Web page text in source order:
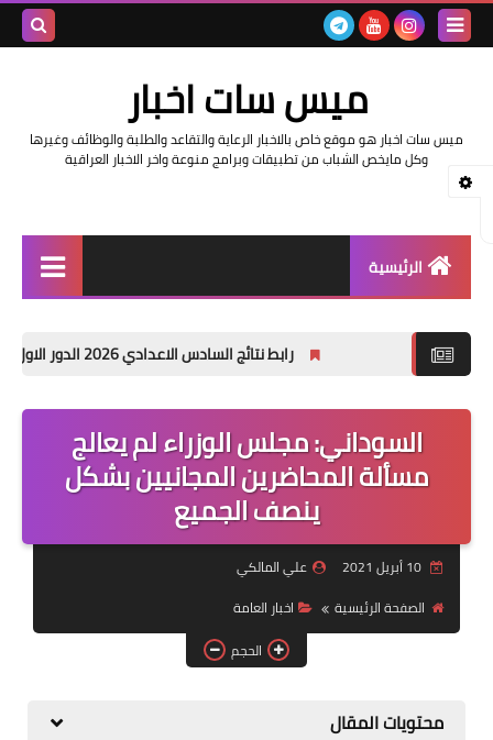
ميس سات اخبار
ميس سات اخبار هو موقع خاص بالاخبار الرعاية والتقاعد والطلبة والوظائف وغيرها
وكل مايخص الشباب من تطبيقات وبرامج منوعة واخر الاخبار العراقية
الرئيسية
اخبار وزارة التربية والتعليم
اخبار وزارة العمل وهيئة
التقاعد
قسم التطبيقات
قطع الاراضي
الربح من الانترنت
رابط نتائج السادس الاعدادي 2026 الدور الاول في العراق | موقع نتائجنا
السوداني: مجلس الوزراء لم يعالج
مسألة المحاضرين المجانيين بشكل
ينصف الجميع
10 أبريل 2021
علي المالكي
الصفحة الرئيسية
اخبار العامة
الحجم
محتويات المقال